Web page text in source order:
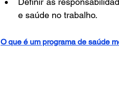
e saúde no trabalho.
O que é um programa de saúde